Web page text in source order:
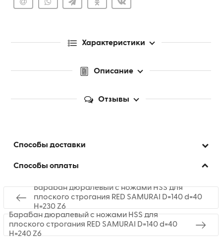
Характеристики
Описание
Отзывы
Способы доставки
Способы оплаты
Барабан дюралевый с ножами HSS для
плоского строгания RED SAMURAI D=140 d=40
H=230 Z6
Барабан дюралевый с ножами HSS для
плоского строгания RED SAMURAI D=140 d=40
H=240 Z6